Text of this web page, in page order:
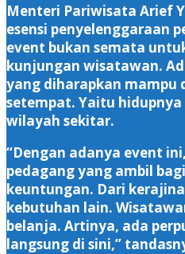
Menteri Pariwisata Arief
esensi penyelenggaraan
event bukan semata
kunjungan wisatawan.
yang diharapkan mampu
setempat. Yaitu
wilayah sekitar.
“Dengan adanya event
pedagang yang ambil
keuntungan. Dari
kebutuhan lain.
belanja. Artinya, ada
langsung di sini,”